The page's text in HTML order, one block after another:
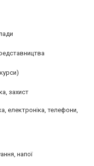
захист
електроніка, телефони,
напої